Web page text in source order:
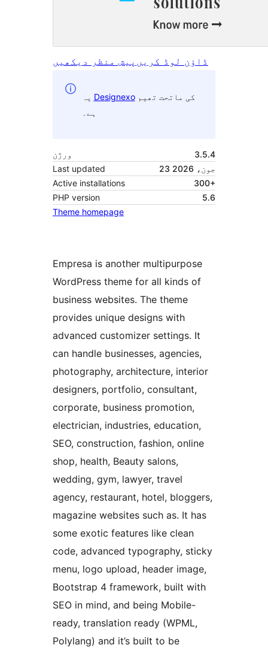
پیش منظر دیکھیں ڈاؤن لوڈ کریں
Designexoکی ماتحت تھیم
ہے۔
ورژن
3.5.4
Last updated
23 جون، 2026
Active installations
300+
PHP version
5.6
Theme homepage
Empresa is another multipurpose
WordPress theme for all kinds of
business websites. The theme
provides unique designs with
advanced customizer settings. It
can handle businesses, agencies,
photography, architecture, interior
designers, portfolio, consultant,
corporate, business promotion,
electrician, industries, education,
SEO, construction, fashion, online
shop, health, Beauty salons,
wedding, gym, lawyer, travel
agency, restaurant, hotel, bloggers,
magazine websites such as. It has
some exotic features like clean
code, advanced typography, sticky
menu, logo upload, header image,
Bootstrap 4 framework, built with
SEO in mind, and being Mobile-
ready, translation ready (WPML,
Polylang) and it’s built to be